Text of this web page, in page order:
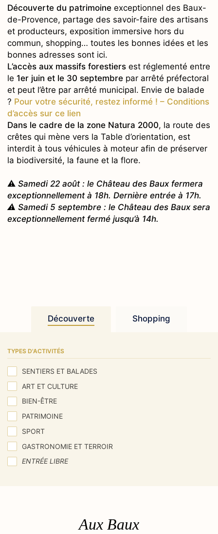
Découverte du patrimoine exceptionnel des Baux-
de-Provence, partage des savoir-faire des artisans
et producteurs, exposition immersive hors du
commun, shopping… toutes les bonnes idées et les
bonnes adresses sont ici.
L’accès aux massifs forestiers est réglementé entre
le 1er juin et le 30 septembre par arrêté préfectoral
et peut l’être par arrêté municipal. Envie de balade
? Pour votre sécurité, restez informé ! – Conditions
d’accès sur ce lien
Dans le cadre de la zone Natura 2000, la route des
crêtes qui mène vers la Table d’orientation, est
interdit à tous véhicules à moteur afin de préserver
la biodiversité, la faune et la flore.
⚠️ Samedi 22 août : le Château des Baux fermera
exceptionnellement à 18h. Dernière entrée à 17h.
⚠️ Samedi 5 septembre : le Château des Baux sera
exceptionnellement fermé jusqu’à 14h.
Découverte Shopping
TYPES D'ACTIVITÉS
SENTIERS ET BALADES
ART ET CULTURE
BIEN-ÊTRE
PATRIMOINE
SPORT
GASTRONOMIE ET TERROIR
ENTRÉE LIBRE
Aux Baux